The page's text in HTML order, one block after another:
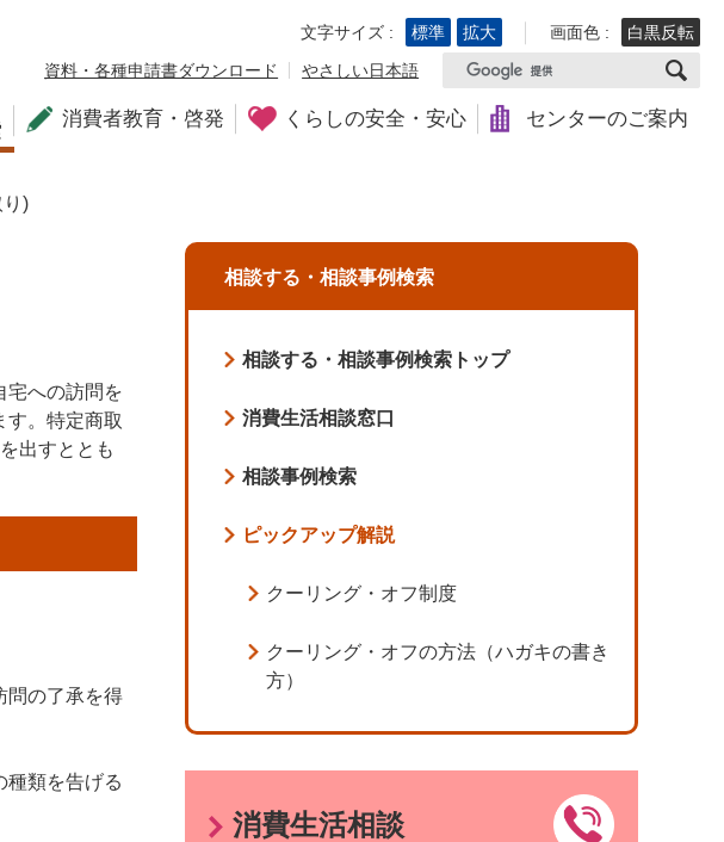
文字サイズ :
標準 拡大 画面色 :
白黒反転
資料・各種申請書ダウンロード
やさしい日本語
消費者教育・啓発 くらしの安全・安心 センターのご案内
)
宅への訪問を
す。特定商取
出すととも
問の了承を得
種類を告げる
相談する・相談事例検索
相談する・相談事例検索トップ
消費生活相談窓口
相談事例検索
ピックアップ解説
クーリング・オフ制度
クーリング・オフの方法（ハガキの書き
方）
消費生活相談